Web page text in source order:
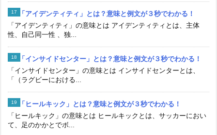
「アイデンティティ」とは？意味と例文が３秒でわかる！
「アイデンティティ」の意味とは アイデンティティとは、主体
性、自己同一性 、独...
「インサイドセンター」とは？意味と例文が３秒でわかる！
「インサイドセンター」の意味とは インサイドセンターとは、
「（ラグビーにおける...
「ヒールキック」とは？意味と例文が３秒でわかる！
「ヒールキック」の意味とは ヒールキックとは、サッカーにおい
て、足のかかとでボ...